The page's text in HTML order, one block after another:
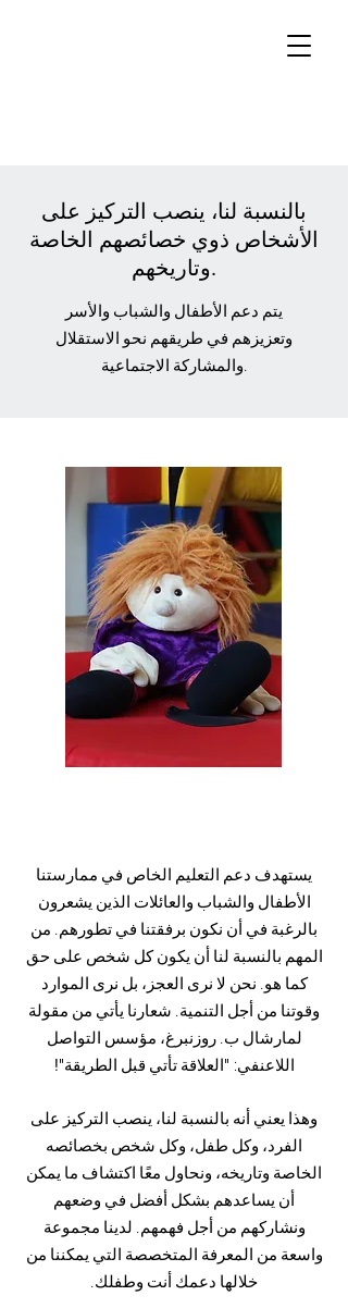
بالنسبة لنا، ينصب التركيز على
الأشخاص ذوي خصائصهم الخاصة
وتاريخهم.
يتم دعم الأطفال والشباب والأسر
وتعزيزهم في طريقهم نحو الاستقلال
والمشاركة الاجتماعية.
يستهدف دعم التعليم الخاص في ممارستنا
الأطفال والشباب والعائلات الذين يشعرون
بالرغبة في أن نكون برفقتنا في تطورهم. من
المهم بالنسبة لنا أن يكون كل شخص على حق
كما هو. نحن لا نرى العجز، بل نرى الموارد
وقوتنا من أجل التنمية. شعارنا يأتي من مقولة
لمارشال ب. روزنبرغ، مؤسس التواصل
اللاعنفي: "العلاقة تأتي قبل الطريقة"!
وهذا يعني أنه بالنسبة لنا، ينصب التركيز على
الفرد، وكل طفل، وكل شخص بخصائصه
الخاصة وتاريخه، ونحاول معًا اكتشاف ما يمكن
أن يساعدهم بشكل أفضل في وضعهم
ونشاركهم من أجل فهمهم. لدينا مجموعة
واسعة من المعرفة المتخصصة التي يمكننا من
خلالها دعمك أنت وطفلك.